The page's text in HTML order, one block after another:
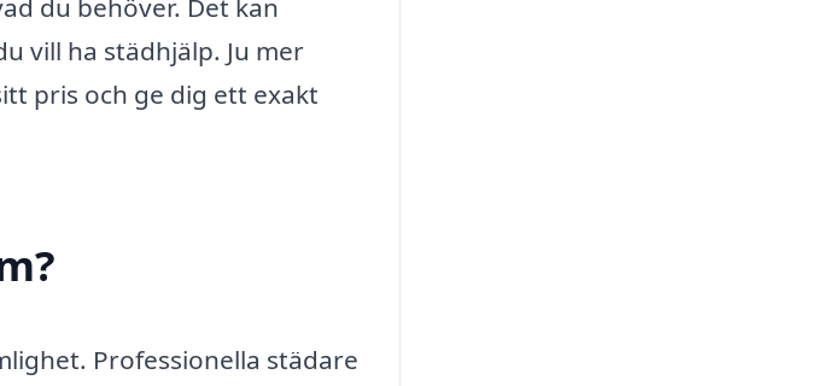
du behöver. Det kan
vill ha städhjälp. Ju mer
pris och ge dig ett exakt
Professionella städare